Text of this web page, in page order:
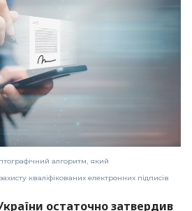
алгоритм, який
кваліфікованих електронних підписів
остаточно затвердив